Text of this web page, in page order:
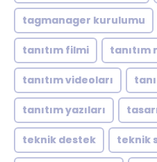
tagmanager kurulumu
tanıtım filmi tanıtım
tanıtım videoları
tanıtım yazıları
teknik destek teknik